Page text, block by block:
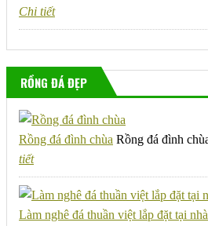
Chi tiết
RỒNG ĐÁ ĐẸP
Rồng đá đình chùa Rồng đá đình
tiết
Làm nghê đá thuần việt lắp đặt tại